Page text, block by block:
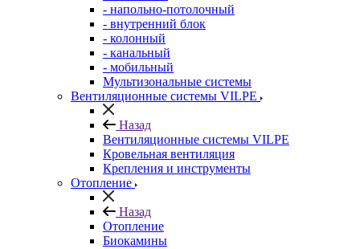
- напольно-потолочный
- внутренний блок
- колонный
- канальный
- мобильный
Мультизональные системы
Вентиляционные системы VILPE
Назад
Вентиляционные системы VILPE
Кровельная вентиляция
Крепления и инструменты
Отопление
Назад
Отопление
Биокамины